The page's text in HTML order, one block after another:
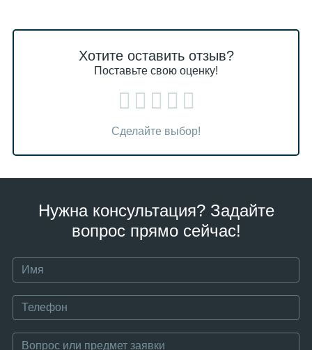
Хотите оставить отзыв?
Поставьте свою оценку!
Сделайте выбор!
Нужна консультация? Задайте
вопрос прямо сейчас!